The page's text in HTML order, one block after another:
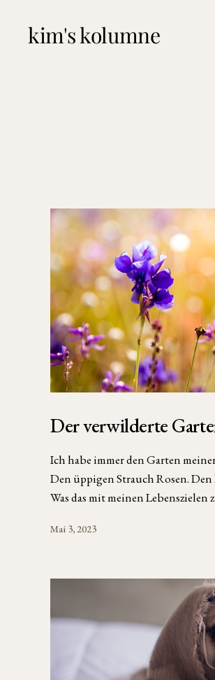
kim's kolumne
Der verwilderte
Ich habe immer den Garten
Den üppigen Strauch Rosen.
Was das mit meinen Lebenszielen
Mai 3, 2023